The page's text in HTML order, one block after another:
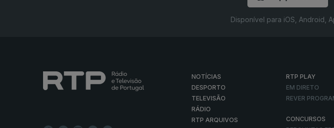
Disponível para iOS, Android,
NOTÍCIAS
DESPORTO
TELEVISÃO
RÁDIO
RTP ARQUIVOS
RTP PLAY
EM DIRETO
REVER
CONCURSOS